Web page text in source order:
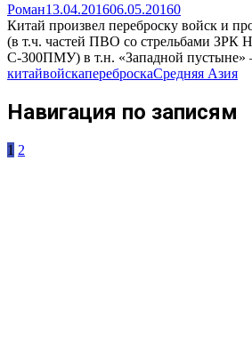
Роман13.04.201606.05.20160
Китай произвел переброску войск и
(в т.ч. частей ПВО со стрельбами ЗРК
С-300ПМУ) в т.н. «Западной пустыне»
китайвойскапереброскаСредняя Азия
Навигация по записям
1 2